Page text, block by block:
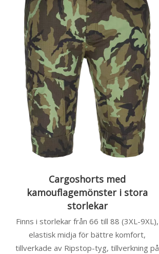
Cargoshorts med
kamouflagemönster i stora
storlekar
Finns i storlekar från 66 till 88 (3XL-9XL),
elastisk midja för bättre komfort,
tillverkade av Ripstop-tyg, tillverkning på